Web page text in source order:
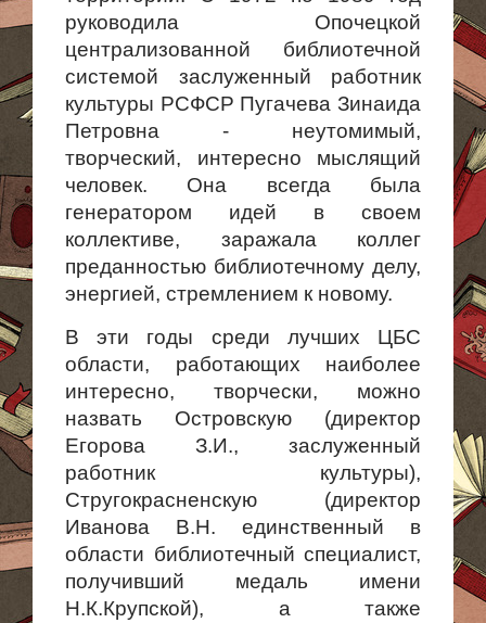
руководила Опочецкой
централизованной библиотечной
системой заслуженный работник
культуры РСФСР Пугачева Зинаида
Петровна - неутомимый,
творческий, интересно мыслящий
человек. Она всегда была
генератором идей в своем
коллективе, заражала коллег
преданностью библиотечному делу,
энергией, стремлением к новому.
В эти годы среди лучших ЦБС
области, работающих наиболее
интересно, творчески, можно
назвать Островскую (директор
Егорова З.И., заслуженный
работник культуры),
Стругокрасненскую (директор
Иванова В.Н. единственный в
области библиотечный специалист,
получивший медаль имени
Н.К.Крупской), а также